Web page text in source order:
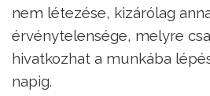
nem létezése, kizárólag
érvénytelensége, melyre
hivatkozhat a munkába
napig.